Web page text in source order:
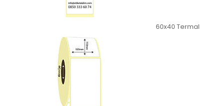
60x40 Termal